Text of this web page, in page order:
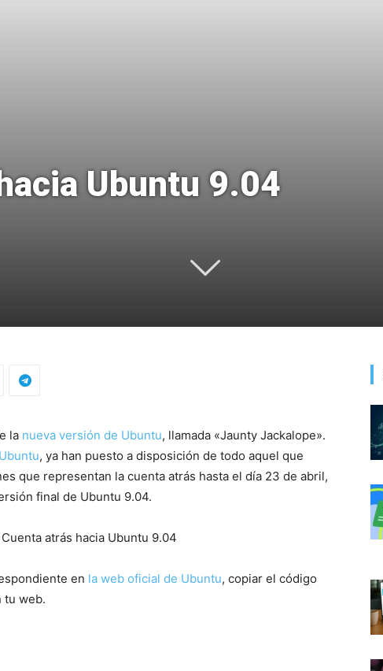
Ubuntu 9.04
la nueva versión de Ubuntu, llamada «Jaunty Jackalope».
, ya han puesto a disposición de todo aquel que
que representan la cuenta atrás hasta el día 23 de abril,
final de Ubuntu 9.04.
en la web oficial de Ubuntu, copiar el código
tu web.